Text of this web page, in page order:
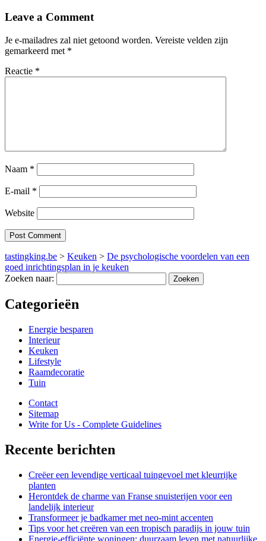
Leave a Comment
Je e-mailadres zal niet getoond worden. Vereiste velden zijn
gemarkeerd met *
Reactie *
Naam *
E-mail *
Website
tastingking.be > Keuken > De psychologische voordelen van een
goed inrichtingsplan in je keuken
Zoeken naar:
Categorieën
Energie besparen
Interieur
Keuken
Lifestyle
Raamdecoratie
Tuin
Contact
Sitemap
Write for Us - Complete Guidelines
Recente berichten
Creëer een levendige verticaal tuingevoel met kleurrijke
planten
Herontdek de charme van Franse snuisterijen voor een
landelijk interieur
Transformeer je badkamer met neo-mint accenten
Tips voor het creëren van een tropisch paradijs in jouw tuin